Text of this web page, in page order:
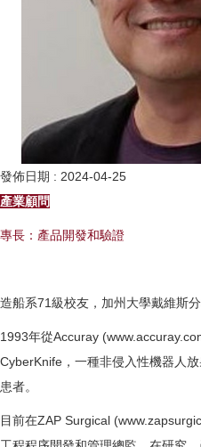
發佈日期 : 2024-04-25
產業顧問
專長：產品開發和驗證
造船系71級校友，加州大學戴維斯分
1993年從Accuray
CyberKnife，一種非侵入性機器人
患者。
目前在ZAP Surgical